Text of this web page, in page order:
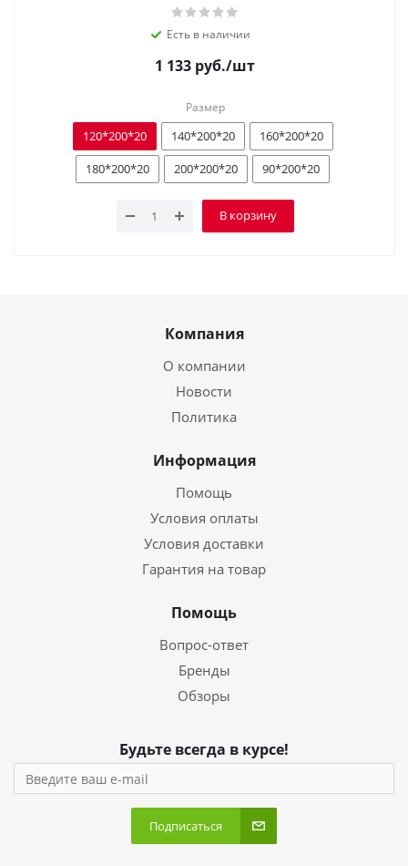
Есть в наличии
1 133 руб./шт
Размер
120*200*20 140*200*20
160*200*20
180*200*20
200*200*20 90*200*20
В корзину
Компания
О компании
Новости
Политика
Информация
Помощь
Условия оплаты
Условия доставки
Гарантия на товар
Помощь
Вопрос-ответ
Бренды
Обзоры
Будьте всегда в курсе!
Подписаться